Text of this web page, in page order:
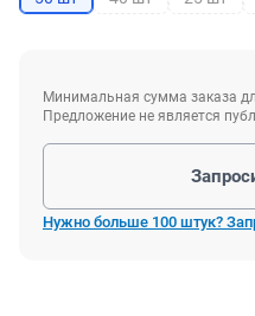
Минимальная сумма заказа
Предложение не является
Нужно больше 100 штук?